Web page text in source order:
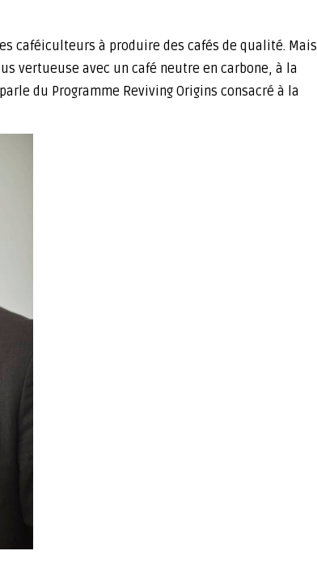
caféiculteurs à produire des cafés de qualité. Mais
vertueuse avec un café neutre en carbone, à la
du Programme Reviving Origins consacré à la